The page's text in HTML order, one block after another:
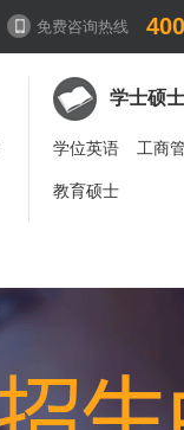
免费咨询热线
学士硕
学位英语 工商
教育硕士